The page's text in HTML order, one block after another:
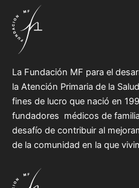
La Fundación MF para el
la Atención Primaria de la
fines de lucro que nació en
fundadores médicos de
desafío de contribuir al
de la comunidad en la que